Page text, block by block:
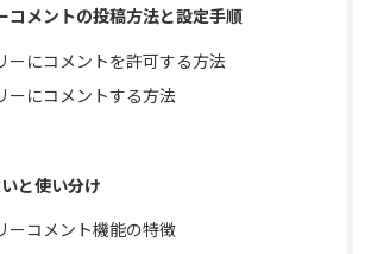
コメントの投稿方法と設定手順
ーにコメントを許可する方法
ーにコメントする方法
と使い分け
ーコメント機能の特徴